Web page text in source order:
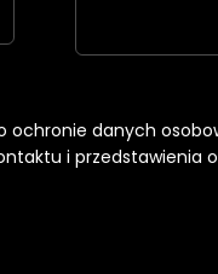
danych
i przedstawienia